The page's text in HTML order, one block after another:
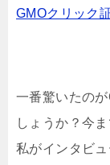
GMOクリック
一番驚いたの
しょうか？今
私がインタビ